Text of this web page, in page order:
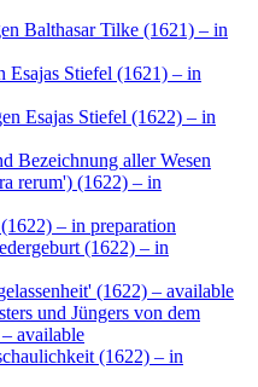
Balthasar Tilke (1621) – in
Esajas Stiefel (1621) – in
Esajas Stiefel (1622) – in
Bezeichnung aller Wesen
rerum') (1622) – in
– in preparation
(1622) – in
(1622) – available
und Jüngers von dem
– available
(1622) – in